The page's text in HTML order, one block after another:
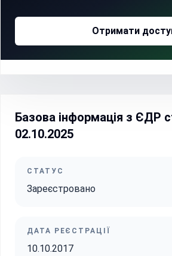
Отримати
Базова інформація з ЄДР
02.10.2025
СТАТУС
Зареєстровано
ДАТА РЕЄСТРАЦІЇ
10.10.2017